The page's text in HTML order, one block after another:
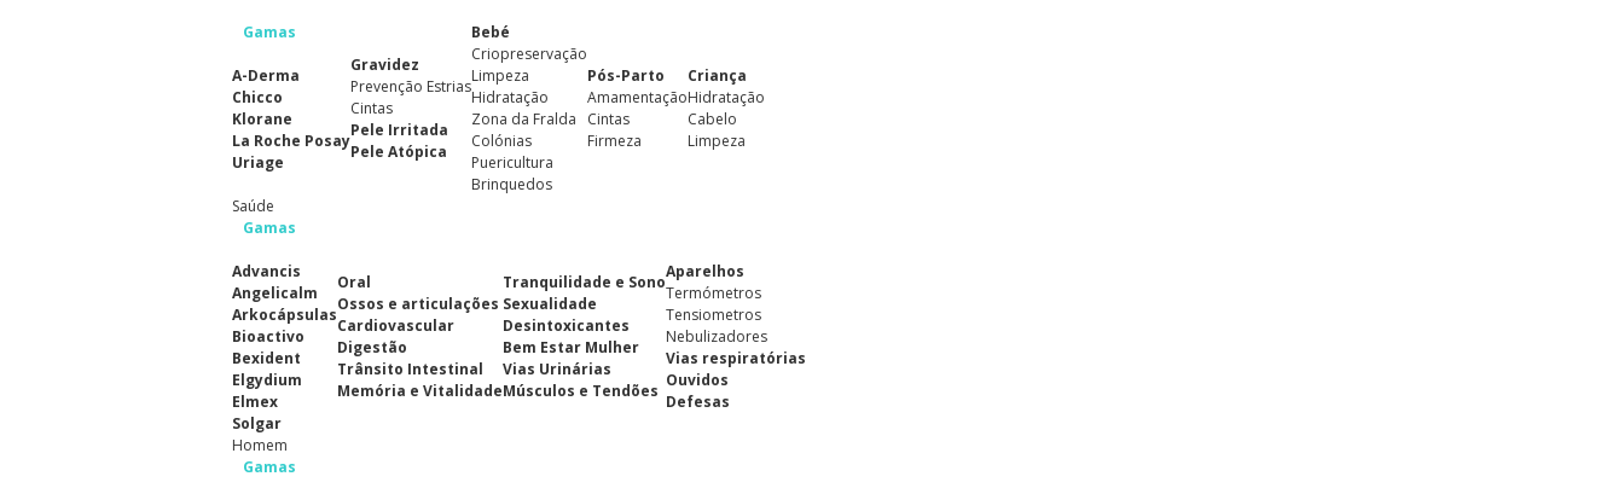
Gamas
A-Derma
Chicco
Klorane
La Roche Posay
Uriage
Gravidez
Prevenção Estrias
Cintas
Pele Irritada
Pele Atópica
Bebé
Criopreservação
Limpeza
Hidratação
Zona da Fralda
Colónias
Puericultura
Brinquedos
Pós-Parto
Amamentação
Cintas
Firmeza
Criança
Hidratação
Cabelo
Limpeza
Saúde
Gamas
Advancis
Angelicalm
Arkocápsulas
Bioactivo
Bexident
Elgydium
Elmex
Solgar
Oral
Ossos e articulações
Cardiovascular
Digestão
Trânsito Intestinal
Memória e Vitalidade
Tranquilidade e Sono
Sexualidade
Desintoxicantes
Bem Estar Mulher
Vias Urinárias
Músculos e Tendões
Aparelhos
Termómetros
Tensiometros
Nebulizadores
Vias respiratórias
Ouvidos
Defesas
Homem
Gamas